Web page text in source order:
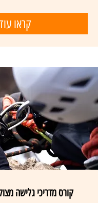
קראו
קורס מדריכי גלישה